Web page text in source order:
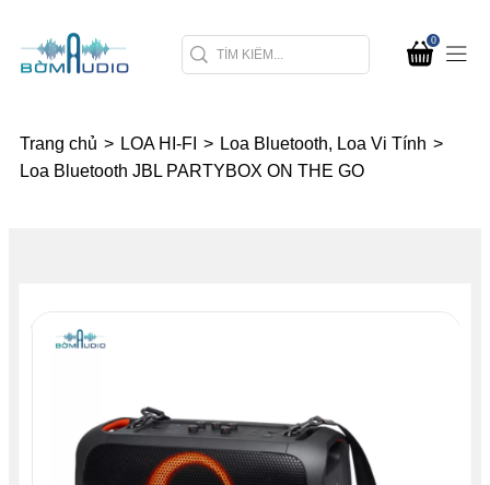
0
Trang chủ > LOA HI-FI > Loa Bluetooth, Loa Vi Tính >
Loa Bluetooth JBL PARTYBOX ON THE GO